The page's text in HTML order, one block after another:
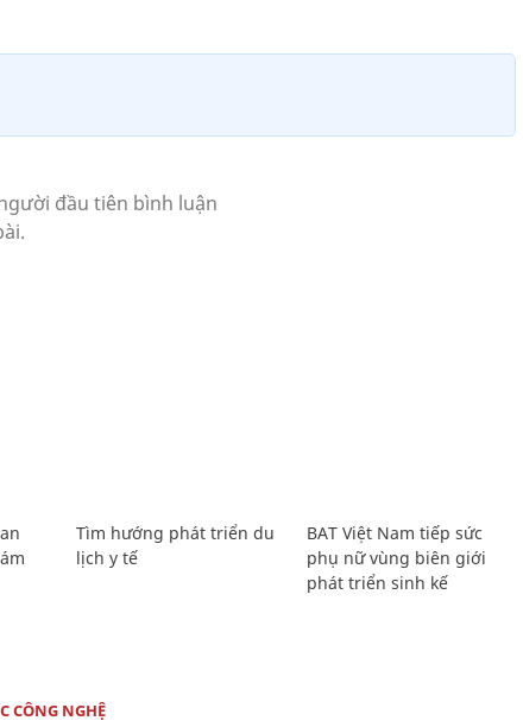
Tìm hướng phát triển du
lịch y tế
BAT Việt Nam tiếp sức
phụ nữ vùng biên giới
phát triển sinh kế
CÔNG NGHỆ